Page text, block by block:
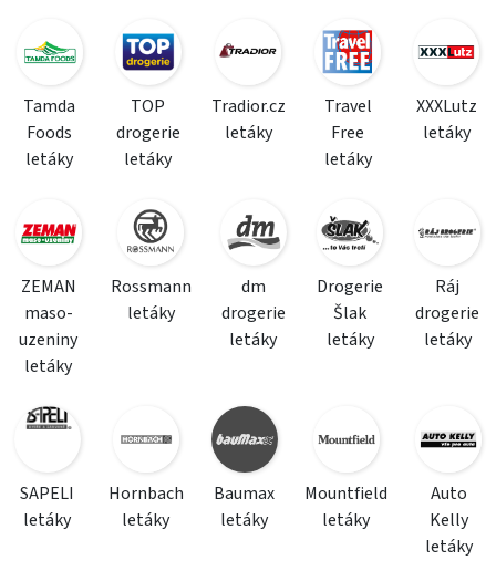
Tamda
Foods
letáky
TOP
drogerie
letáky
Tradior.cz
letáky
Travel
Free
letáky
XXXLutz
letáky
ZEMAN
maso-
uzeniny
letáky
Rossmann
letáky
dm
drogerie
letáky
Drogerie
Šlak
letáky
Ráj
drogerie
letáky
SAPELI
letáky
Hornbach
letáky
Baumax
letáky
Mountfield
letáky
Auto
Kelly
letáky